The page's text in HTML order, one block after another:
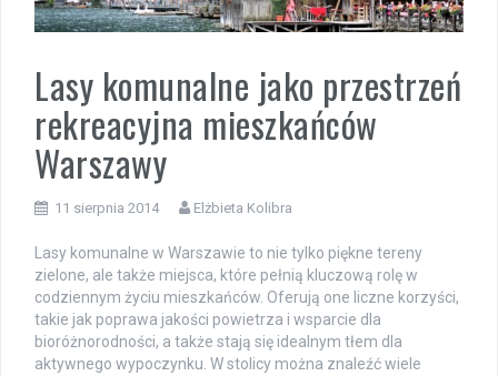
Lasy komunalne jako przestrzeń
rekreacyjna mieszkańców
Warszawy
11 sierpnia 2014 Elżbieta Kolibra
Lasy komunalne w Warszawie to nie tylko piękne tereny
zielone, ale także miejsca, które pełnią kluczową rolę w
codziennym życiu mieszkańców. Oferują one liczne korzyści,
takie jak poprawa jakości powietrza i wsparcie dla
bioróżnorodności, a także stają się idealnym tłem dla
aktywnego wypoczynku. W stolicy można znaleźć wiele